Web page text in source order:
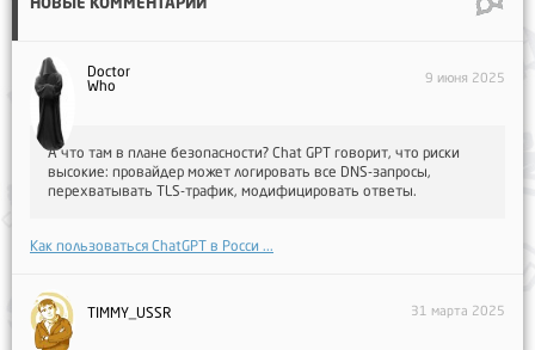
Doctor
Who
9 июня 2025
А что там в плане безопасности? Chat GPT говорит, что риски
высокие: провайдер может логировать все DNS-запросы,
перехватывать TLS-трафик, модифицировать ответы.
Как пользоваться ChatGPT в Росси ...
TIMMY_USSR 31 марта 2025